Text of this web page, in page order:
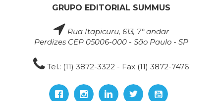
GRUPO EDITORIAL SUMMUS
Rua Itapicuru, 613, 7° andar
Perdizes CEP 05006-000 - São Paulo - SP
Tel.: (11) 3872-3322 - Fax (11) 3872-7476